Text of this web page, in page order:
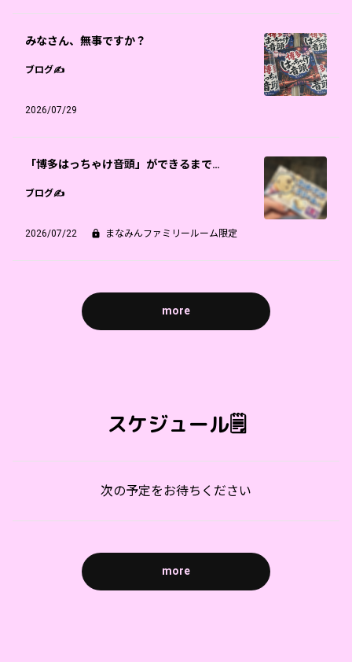
みなさん、無事ですか？
ブログ✍️
2026/07/29
「博多はっちゃけ音頭」ができるまで…
ブログ✍️
2026/07/22 まなみんファミリールーム限定
more
スケジュール🗒️
次の予定をお待ちください
more